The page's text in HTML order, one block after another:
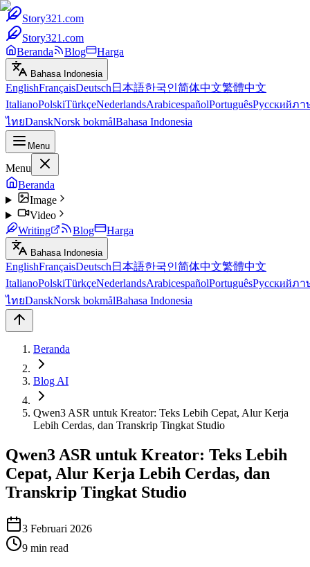
Story321.com
Story321.com
Beranda
Blog Harga
Bahasa Indonesia
EnglishFrançaisDeutsch 日本語한국인简体中文繁體中文
ItalianoPolskiTürkçeNederlandsArabicespañolPortuguêsРусскийภา
ไทยDanskNorsk bokmålBahasa Indonesia
Menu
Menu
Beranda
Image
Video
Writing
Blog Harga
Bahasa Indonesia
EnglishFrançaisDeutsch 日本語한국인简体中文繁體中文
ItalianoPolskiTürkçeNederlandsArabicespañolPortuguêsРусскийภา
ไทยDanskNorsk bokmålBahasa Indonesia
Beranda
Blog AI
Qwen3 ASR untuk Kreator: Teks Lebih Cepat, Alur Kerja
Lebih Cerdas, dan Transkrip Tingkat Studio
Qwen3 ASR untuk Kreator: Teks Lebih
Cepat, Alur Kerja Lebih Cerdas, dan
Transkrip Tingkat Studio
3 Februari 2026
9 min read